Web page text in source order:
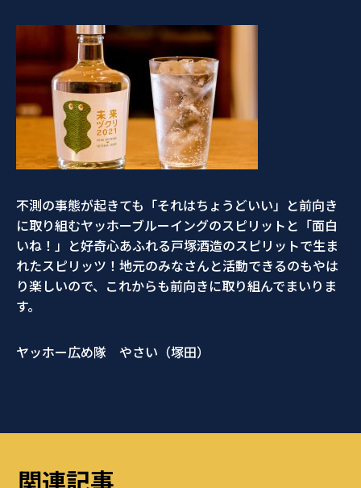
不測の事態が起きても「それはちょうどいい」と前向き
に取り組むヤッホーブルーイングのスピリットと「面白
いね！」と好奇心あふれる戸塚酒造のスピリットで生ま
れたスピリッツ！地元のみなさんと活動できるのもやは
り楽しいので、これからも前向きに取り組んでまいりま
す。
ヤッホー広め隊 やさい（塚田）
関連記事